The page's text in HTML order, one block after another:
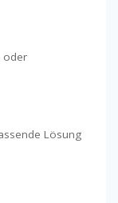
oder
Lösung